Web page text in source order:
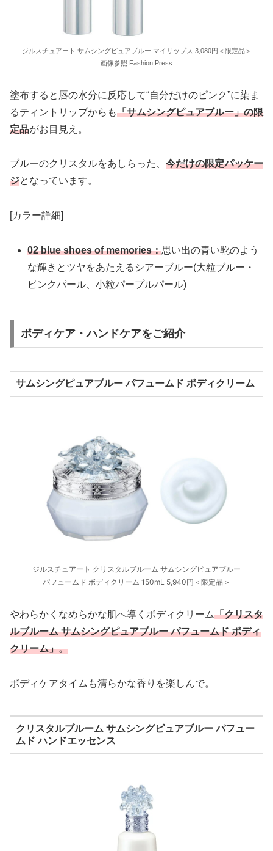
ジルスチュアート サムシングピュアブルー マイリップス 3,080円＜限定品＞
画像参照:Fashion Press
塗布すると唇の水分に反応して“自分だけのピンク”に染ま
るティントリップからも「サムシングピュアブルー」の限
定品がお目見え。
ブルーのクリスタルをあしらった、 今だけの限定パッケー
ジとなっています。
[カラー詳細]
02 blue shoes of memories：思い出の青い靴のよう
な輝きとツヤをあたえるシアーブルー(大粒ブルー・
ピンクパール、小粒パープルパール)
ボディケア・ハンドケアをご紹介
サムシングピュアブルー パフュームド ボディクリーム
ジルスチュアート クリスタルブルーム サムシングピュアブルー
パフュームド ボディクリーム 150mL 5,940円＜限定品＞
やわらかくなめらかな肌へ導くボディクリーム「クリスタ
ルブルーム サムシングピュアブルー パフュームド ボディ
クリーム」。
ボディケアタイムも清らかな香りを楽しんで。
クリスタルブルーム サムシングピュアブルー パフュー
ムド ハンドエッセンス